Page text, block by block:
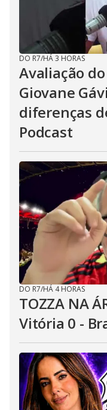
DO R7/HÁ 3 HORAS
Avaliação
Giovane
diferenças
Podcast
DO R7/HÁ 4 HORAS
TOZZA NA
Vitória 0 -